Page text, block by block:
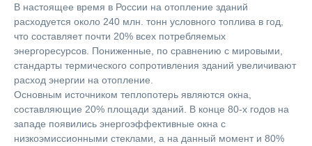
В настоящее время в России на отопление зданий
расходуется около 240 млн. тонн условного топлива в год,
что составляет почти 20% всех потребляемых
энергоресурсов. Пониженные, по сравнению с мировыми,
стандарты термического сопротивления зданий увеличивают
расход энергии на отопление.
Основным источником теплопотерь являются окна,
составляющие 20% площади зданий. В конце 80-х годов на
западе появились энергоэффективные окна с
низкоэмиссионными стеклами, а на данный момент и 80%